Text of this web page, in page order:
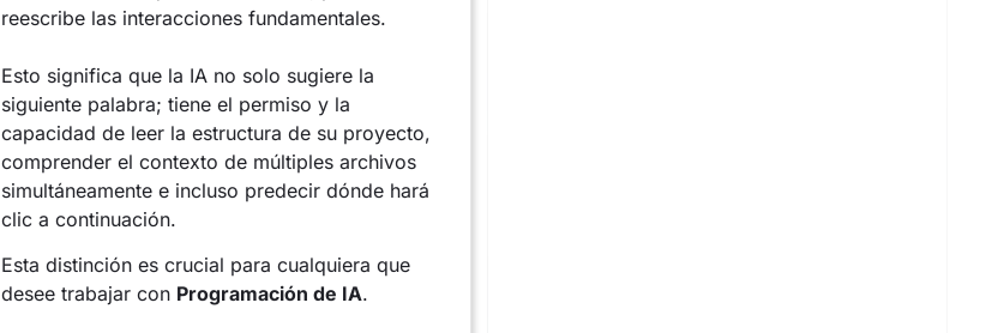
reescribe las interacciones fundamentales.
Esto significa que la IA no solo sugiere la
siguiente palabra; tiene el permiso y la
capacidad de leer la estructura de su proyecto,
comprender el contexto de múltiples archivos
simultáneamente e incluso predecir dónde hará
clic a continuación.
Esta distinción es crucial para cualquiera que
desee trabajar con Programación de IA.